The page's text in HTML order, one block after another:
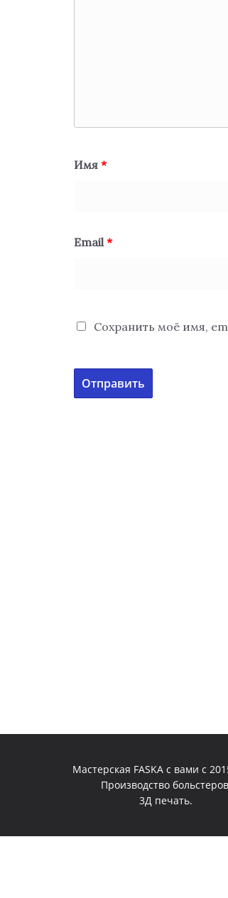
Имя *
Email*
Сохранить моё имя,
Мастерская FASKA с вами с
Производство
3Д печать.